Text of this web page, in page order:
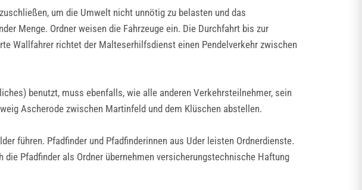
um die Umwelt nicht unnötig zu belasten und das
Menge. Ordner weisen die Fahrzeuge ein. Die Durchfahrt bis zur
Wallfahrer richtet der Malteserhilfsdienst einen Pendelverkehr zwischen
benutzt, muss ebenfalls, wie alle anderen Verkehrsteilnehmer, sein
Ascherode zwischen Martinfeld und dem Klüschen abstellen.
führen. Pfadfinder und Pfadfinderinnen aus Uder leisten Ordnerdienste.
Pfadfinder als Ordner übernehmen versicherungstechnische Haftung